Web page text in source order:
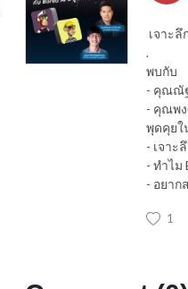
เจาะ
.
พบกับ
- คุณณัฐ
- คุณพ
พุดคุยใ
- เจาะ
- ทำไม
- อยาก
1